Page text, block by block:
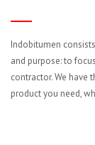
Indobitumen
and purpose: to
contractor. We have
product you need,